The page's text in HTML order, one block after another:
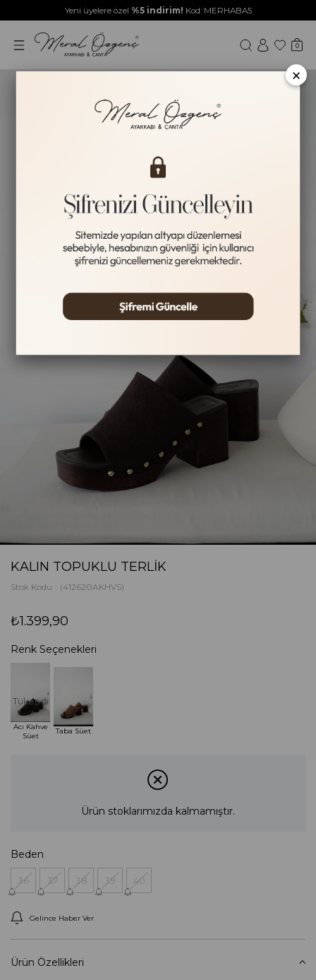
Yeni üyelere özel %5 indirim! Kod: MERHABA5
0
KALIN TOPUKLU TERLIK
Stok Kodu (412620AKHVS)
₺1.399,90
Renk Seçenekleri
Tükendi
Acı Kahve
Süet
Taba Süet
Ürün stoklarımızda kalmamıştır.
Beden
36 37 38 39 40
Gelince Haber Ver
Ürün Özellikleri
×